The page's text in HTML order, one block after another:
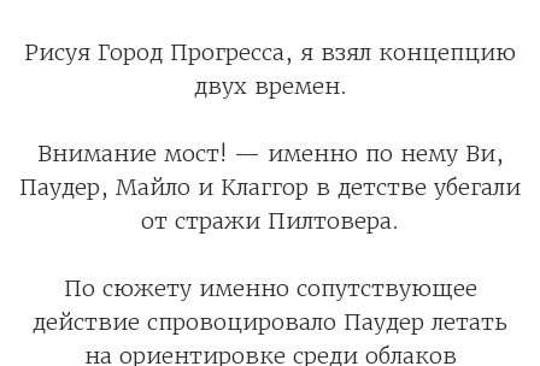
Рисуя Город Прогресса, я взял концепцию
двух времен.
Внимание мост! — именно по нему Ви,
Паудер, Майло и Клаггор в детстве убегали
от стражи Пилтовера.
По сюжету именно сопутствующее
действие спровоцировало Паудер летать
на ориентировке среди облаков